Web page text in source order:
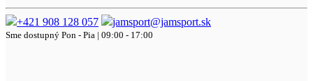
+421 908 128 057 jamsport@jamsport.sk
Sme dostupný Pon - Pia | 09:00 - 17:00